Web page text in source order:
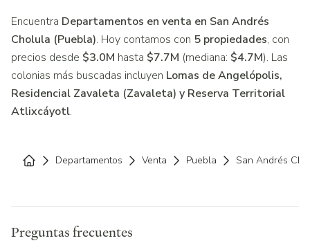
Encuentra Departamentos en venta en San Andrés
Cholula (Puebla). Hoy contamos con 5 propiedades, con
precios desde $3.0M hasta $7.7M (mediana: $4.7M). Las
colonias más buscadas incluyen Lomas de Angelópolis,
Residencial Zavaleta (Zavaleta) y Reserva Territorial
Atlixcáyotl.
Departamentos Venta Puebla San Andrés
Preguntas frecuentes